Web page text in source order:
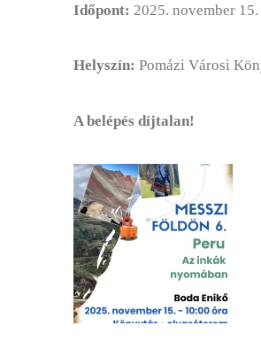
Időpont: 2025. november
Helyszín: Pomázi Városi
A belépés díjtalan!